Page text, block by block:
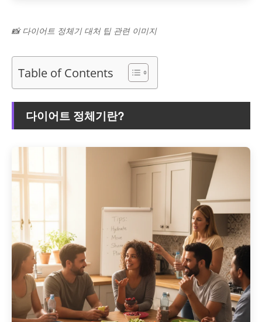
📸 다이어트 정체기 대처 팁 관련 이미지
Table of Contents
다이어트 정체기란?